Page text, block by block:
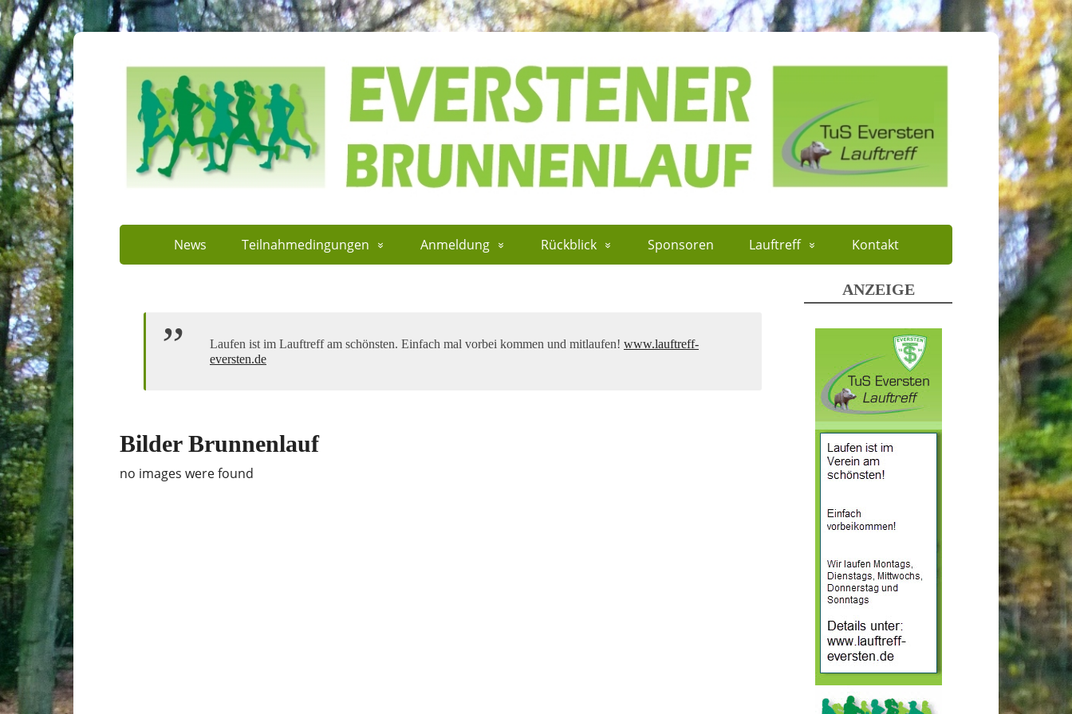
News Teilnahmedingungen Anmeldung Rückblick Sponsoren Lauftreff Kontakt
Laufen ist im Lauftreff am schönsten. Einfach mal vorbei kommen und mitlaufen! www.lauftreff-
eversten.de
Bilder Brunnenlauf
no images were found
ANZEIGE